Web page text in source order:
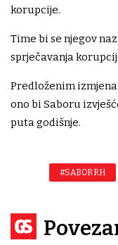
korupcije.
Time bi se njegov
sprječavanja
Predloženim
ono bi Saboru
puta godišnje.
#SABOR RH